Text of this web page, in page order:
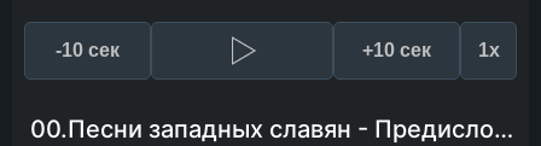
Исполнители
-10 сек +10 сек 1x
00.Песни западных славян - Предисловие